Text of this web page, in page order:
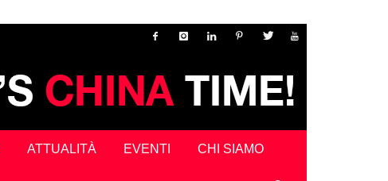
ATTUALITÀ EVENTI CHI SIAMO